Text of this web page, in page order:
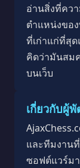
อ่านสิ่งที่คว
ตำแหน่งขอ
ที่เก่าแก่ที่สุ
คิดว่ามันสม
บนเว็บ
เกี่ยวกับผู้
และทีมงานที่
ซอฟต์แวร์ม